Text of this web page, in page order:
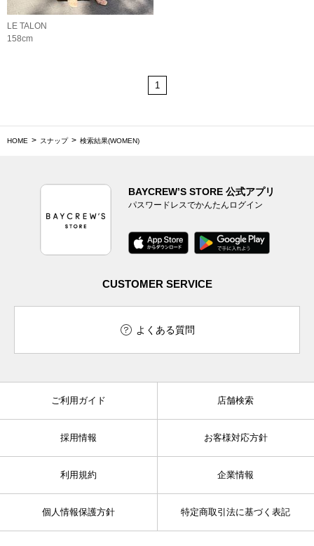
LE TALON
158cm
1
HOME スナップ 検索結果(WOMEN)
BAYCREW’S STORE 公式アプリ
パスワードレスでかんたんログイン
CUSTOMER SERVICE
よくある質問
ご利用ガイド 店舗検索
採用情報 お客様対応方針
利用規約 企業情報
個人情報保護方針 特定商取引法に基づく表記